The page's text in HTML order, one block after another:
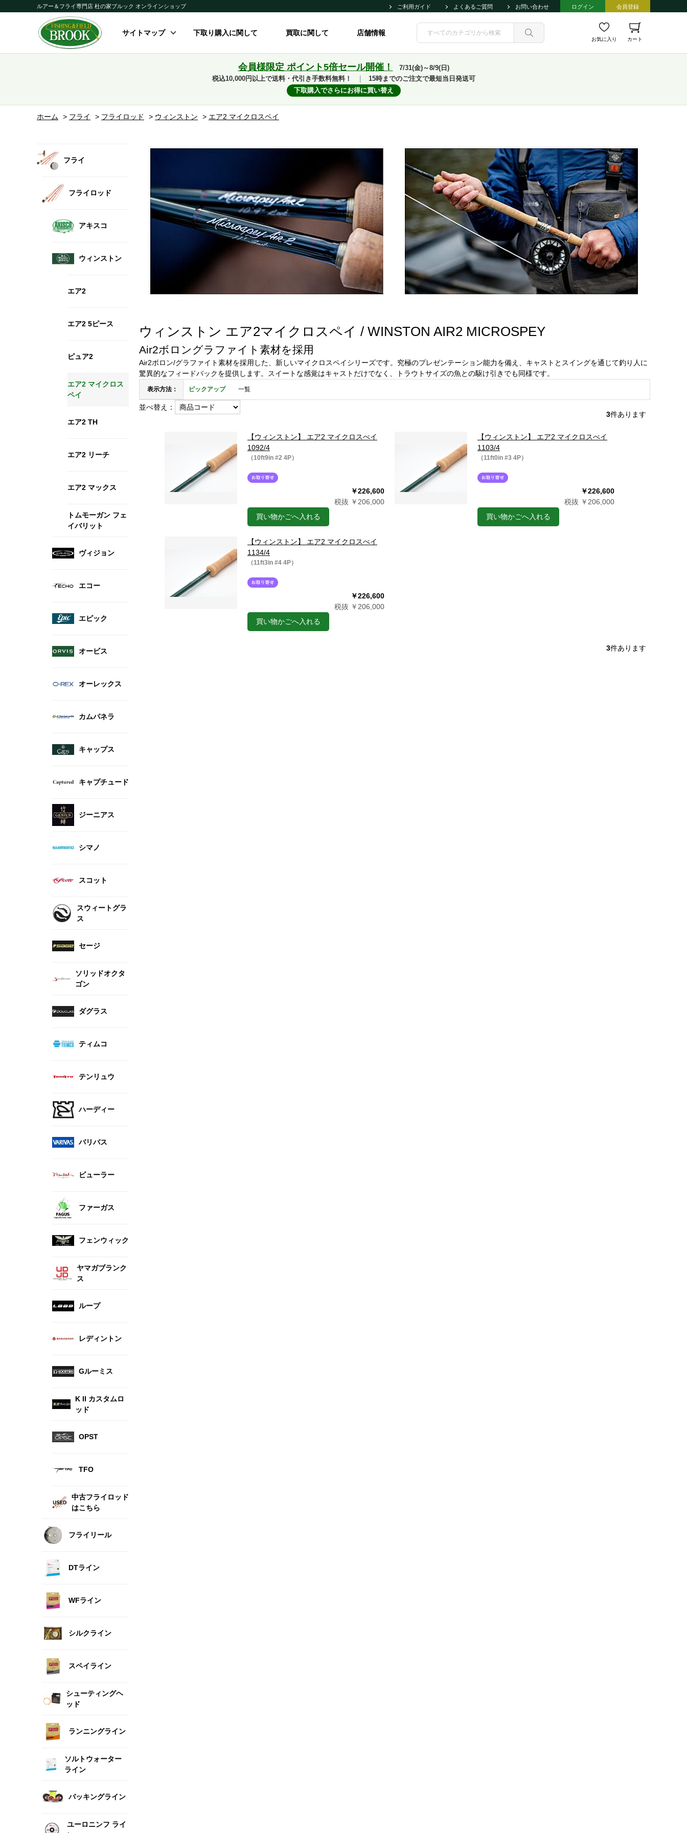
ルアー＆フライ専門店 杜の家ブルック オンラインショップ ご利用ガイド よくあるご質問 お問い合わせ ログイン 会員登録
サイトマップ 下取り購入に関して 買取に関して 店舗情報
お気に入り カート
会員様限定 ポイント5倍セール開催！
7/31(金)～8/9(日)
税込10,000円以上で送料・代引き手数料無料！
15時までのご注文で最短当日発送可
下取購入でさらにお得に買い替え
ホーム > フライ > フライロッド > ウィンストン > エア2 マイクロスペイ
フライ
フライロッド
アキスコ
ウィンストン
エア2
エア2 5ピース
ピュア2
エア2 マイクロス
ペイ
エア2 TH
エア2 リーチ
エア2 マックス
トムモーガン フェ
イバリット
ヴィジョン
エコー
エピック
オービス
オーレックス
カムパネラ
キャップス
キャプチュード
ジーニアス
シマノ
スコット
スウィートグラ
ス
セージ
ソリッドオクタ
ゴン
ダグラス
ティムコ
テンリュウ
ハーディー
バリバス
ビューラー
ファーガス
フェンウィック
ヤマガブランク
ス
ループ
レディントン
Gルーミス
K II カスタムロ
ッド
OPST
TFO
中古フライロッド
はこちら
フライリール
DTライン
WFライン
シルクライン
スペイライン
シューティングヘ
ッド
ランニングライン
ソルトウォーター
ライン
バッキングライン
ユーロニンフ ライ
ウィンストン エア2マイクロスペイ / WINSTON AIR2 MICROSPEY
Air2ボロングラファイト素材を採用
Air2ボロン/グラファイト素材を採用した、新しいマイクロスペイシリーズです。究極のプレゼンテーション能力を備え、キャストとスイングを通じて釣り人に
驚異的なフィードバックを提供します。スイートな感覚はキャストだけでなく、トラウトサイズの魚との駆け引きでも同様です。
表示方法： ピックアップ 一覧
並べ替え：
3件あります
【ウィンストン】 エア2 マイクロスぺイ
1092/4
（10ft9in #2 4P）
￥226,600
税抜 ￥206,000
買い物かごへ入れる
【ウィンストン】 エア2 マイクロスぺイ
1103/4
（11ft0in #3 4P）
￥226,600
税抜 ￥206,000
買い物かごへ入れる
【ウィンストン】 エア2 マイクロスぺイ
1134/4
（11ft3in #4 4P）
￥226,600
税抜 ￥206,000
買い物かごへ入れる
3件あります